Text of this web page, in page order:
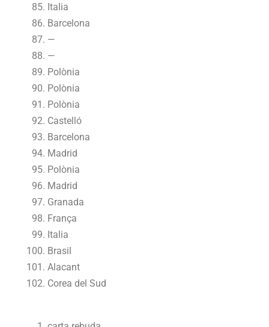
Italia
Barcelona
—
—
Polònia
Polònia
Polònia
Castelló
Barcelona
Madrid
Polònia
Madrid
Granada
França
Italia
Brasil
Alacant
Corea del Sud